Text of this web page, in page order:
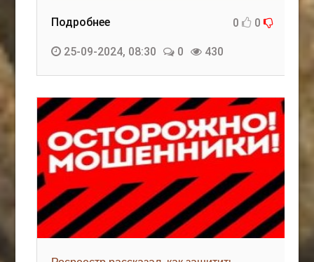
Подробнее 0 0
25-09-2024, 08:30 0 430